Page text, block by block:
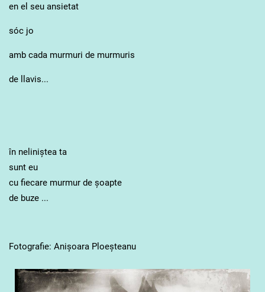
en el seu ansietat
sóc jo
amb cada murmuri de murmuris
de llavis...
în neliniștea ta
sunt eu
cu fiecare murmur de șoapte
de buze ...
Fotografie: Anișoara Ploeșteanu